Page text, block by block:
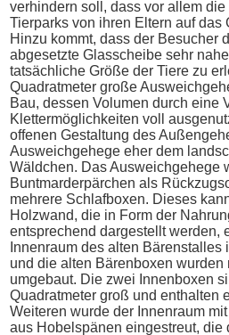
verhindern soll, dass vor allem
Tierparks von ihren Eltern auf das
Hinzu kommt, dass der Besucher
abgesetzte Glasscheibe sehr
tatsächliche Größe der Tiere zu
Quadratmeter große
Bau, dessen Volumen durch eine
Klettermöglichkeiten voll
offenen Gestaltung des
Ausweichgehege eher dem
Wäldchen. Das Ausweichgehege
Buntmarderpärchen als
mehrere Schlafboxen. Dieses
Holzwand, die in Form der
entsprechend dargestellt werden,
Innenraum des alten Bärenstalles
und die alten Bärenboxen wurden
umgebaut. Die zwei Innenboxen
Quadratmeter groß und enthalten
Weiteren wurde der Innenraum
aus Hobelspänen eingestreut, die